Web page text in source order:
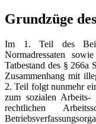
Grundzüge
Im 1. Teil des
Normadressaten
Tatbestand des § 266a
Zusammenhang mit
2. Teil folgt nunmehr
zum sozialen Arbeits-
rechtlichen